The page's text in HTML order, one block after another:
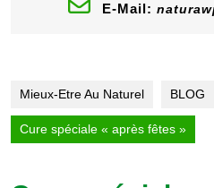
E-Mail:
Mieux-Etre Au Naturel BLOG
Cure spéciale « après fêtes »